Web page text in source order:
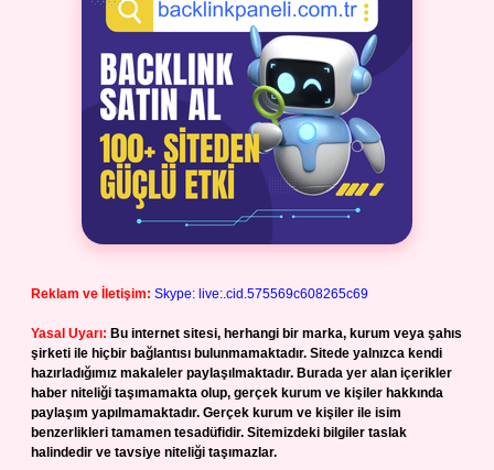
Reklam ve İletişim: Skype: live:.cid.575569c608265c69
Yasal Uyarı: Bu internet sitesi, herhangi bir marka, kurum veya şahıs
şirketi ile hiçbir bağlantısı bulunmamaktadır. Sitede yalnızca kendi
hazırladığımız makaleler paylaşılmaktadır. Burada yer alan içerikler
haber niteliği taşımamakta olup, gerçek kurum ve kişiler hakkında
paylaşım yapılmamaktadır. Gerçek kurum ve kişiler ile isim
benzerlikleri tamamen tesadüfidir. Sitemizdeki bilgiler taslak
halindedir ve tavsiye niteliği taşımazlar.